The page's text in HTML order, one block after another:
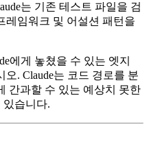
는 기존 테스트 파일을 검
레임워크 및 어설션 패턴을
에게 놓쳤을 수 있는 엣지
. Claude는 코드 경로를 분
간과할 수 있는 예상치 못한
있습니다.